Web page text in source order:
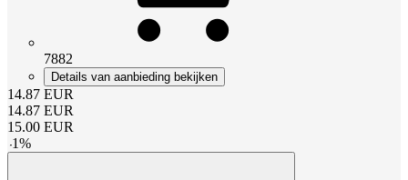
7882
Details van aanbieding bekijken
14.87 EUR
14.87 EUR
15.00 EUR
-1%